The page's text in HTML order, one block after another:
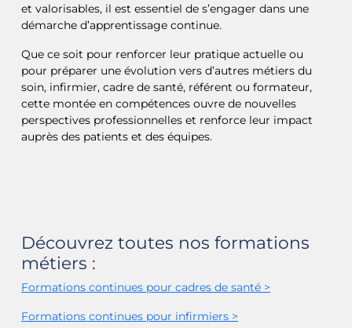
et valorisables, il est essentiel de s’engager dans une
démarche d’apprentissage continue.
Que ce soit pour renforcer leur pratique actuelle ou
pour préparer une évolution vers d’autres métiers du
soin, infirmier, cadre de santé, référent ou formateur,
cette montée en compétences ouvre de nouvelles
perspectives professionnelles et renforce leur impact
auprès des patients et des équipes.
Découvrez toutes nos formations
métiers :
Formations continues pour cadres de santé >
Formations continues pour infirmiers >